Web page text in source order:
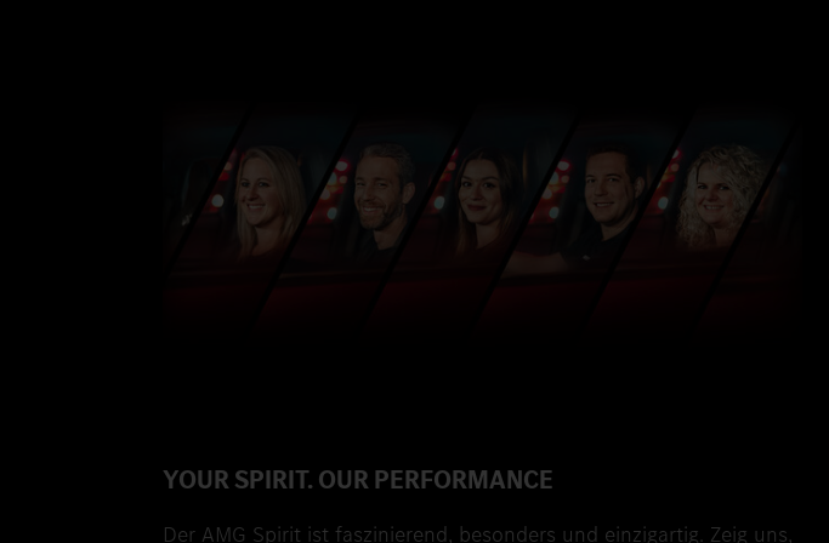
YOUR SPIRIT. OUR PERFORMANCE
Der AMG Spirit ist faszinierend, besonders und einzigartig. Zeig uns,